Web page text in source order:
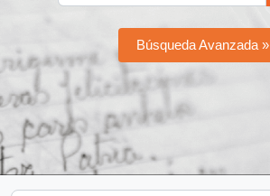
Búsqueda Avanzada »